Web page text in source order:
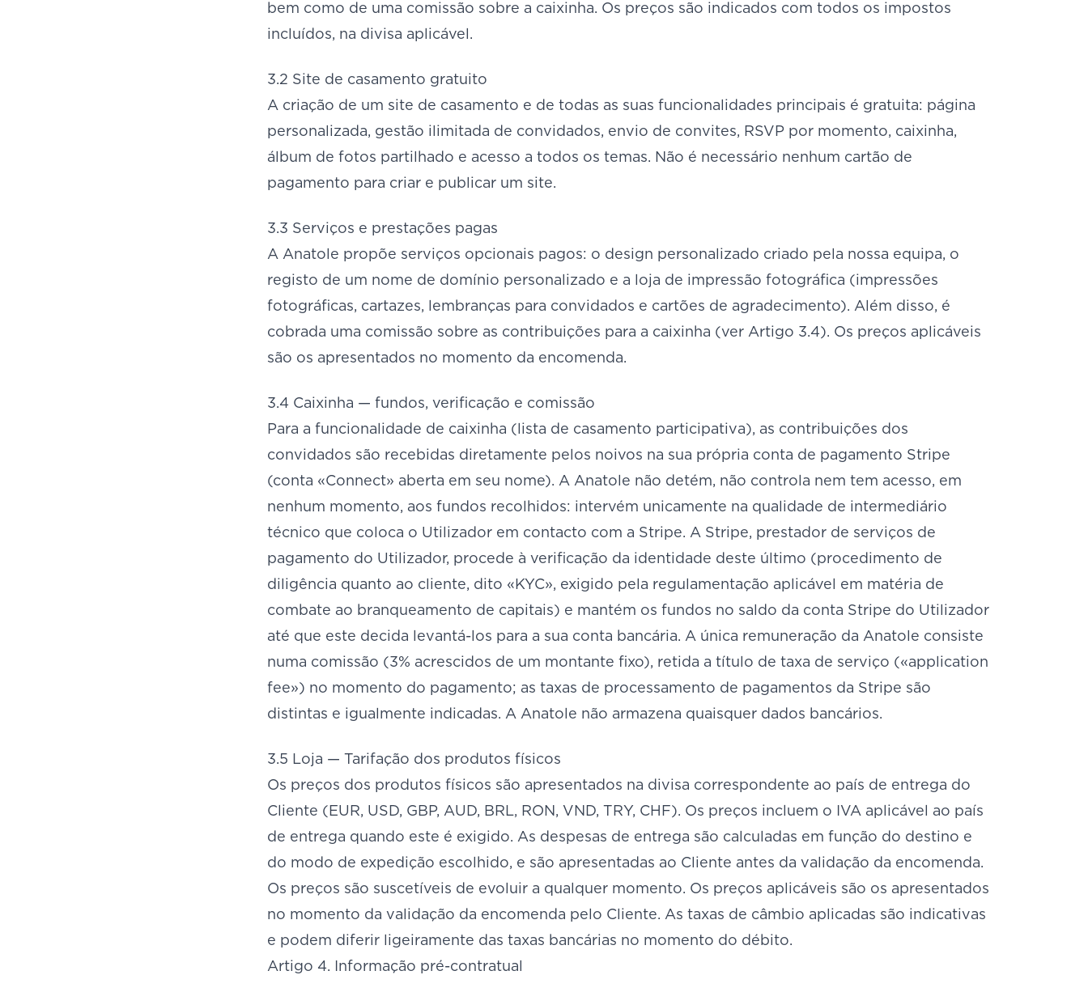
bem como de uma comissão sobre a caixinha. Os preços são indicados com todos os impostos
incluídos, na divisa aplicável.
3.2 Site de casamento gratuito
A criação de um site de casamento e de todas as suas funcionalidades principais é gratuita: página
personalizada, gestão ilimitada de convidados, envio de convites, RSVP por momento, caixinha,
álbum de fotos partilhado e acesso a todos os temas. Não é necessário nenhum cartão de
pagamento para criar e publicar um site.
3.3 Serviços e prestações pagas
A Anatole propõe serviços opcionais pagos: o design personalizado criado pela nossa equipa, o
registo de um nome de domínio personalizado e a loja de impressão fotográfica (impressões
fotográficas, cartazes, lembranças para convidados e cartões de agradecimento). Além disso, é
cobrada uma comissão sobre as contribuições para a caixinha (ver Artigo 3.4). Os preços aplicáveis
são os apresentados no momento da encomenda.
3.4 Caixinha — fundos, verificação e comissão
Para a funcionalidade de caixinha (lista de casamento participativa), as contribuições dos
convidados são recebidas diretamente pelos noivos na sua própria conta de pagamento Stripe
(conta «Connect» aberta em seu nome). A Anatole não detém, não controla nem tem acesso, em
nenhum momento, aos fundos recolhidos: intervém unicamente na qualidade de intermediário
técnico que coloca o Utilizador em contacto com a Stripe. A Stripe, prestador de serviços de
pagamento do Utilizador, procede à verificação da identidade deste último (procedimento de
diligência quanto ao cliente, dito «KYC», exigido pela regulamentação aplicável em matéria de
combate ao branqueamento de capitais) e mantém os fundos no saldo da conta Stripe do Utilizador
até que este decida levantá-los para a sua conta bancária. A única remuneração da Anatole consiste
numa comissão (3% acrescidos de um montante fixo), retida a título de taxa de serviço («application
fee») no momento do pagamento; as taxas de processamento de pagamentos da Stripe são
distintas e igualmente indicadas. A Anatole não armazena quaisquer dados bancários.
3.5 Loja — Tarifação dos produtos físicos
Os preços dos produtos físicos são apresentados na divisa correspondente ao país de entrega do
Cliente (EUR, USD, GBP, AUD, BRL, RON, VND, TRY, CHF). Os preços incluem o IVA aplicável ao país
de entrega quando este é exigido. As despesas de entrega são calculadas em função do destino e
do modo de expedição escolhido, e são apresentadas ao Cliente antes da validação da encomenda.
Os preços são suscetíveis de evoluir a qualquer momento. Os preços aplicáveis são os apresentados
no momento da validação da encomenda pelo Cliente. As taxas de câmbio aplicadas são indicativas
e podem diferir ligeiramente das taxas bancárias no momento do débito.
Artigo 4. Informação pré-contratual